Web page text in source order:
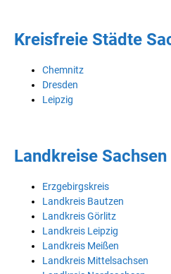
Kreisfreie Städte
Chemnitz
Dresden
Leipzig
Landkreise Sachsen
Erzgebirgskreis
Landkreis Bautzen
Landkreis Görlitz
Landkreis Leipzig
Landkreis Meißen
Landkreis Mittelsachsen